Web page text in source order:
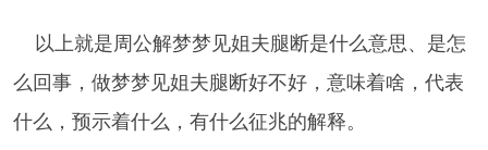
以上就是周公解梦梦见姐夫腿断是什么意思、是怎
么回事，做梦梦见姐夫腿断好不好，意味着啥，代表
什么，预示着什么，有什么征兆的解释。